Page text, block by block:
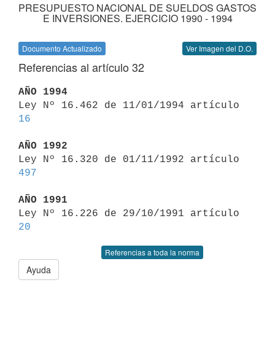
PRESUPUESTO NACIONAL DE SUELDOS GASTOS
E INVERSIONES. EJERCICIO 1990 - 1994
Documento Actualizado Ver Imagen del D.O.
Referencias al artículo 32
AÑO 1994
16
AÑO 1992
497
AÑO 1991
20
Referencias a toda la norma
Ayuda